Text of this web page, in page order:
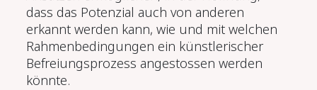
dass das Potenzial auch von anderen
erkannt werden kann, wie und mit welchen
Rahmenbedingungen ein künstlerischer
Befreiungsprozess angestossen werden
könnte.